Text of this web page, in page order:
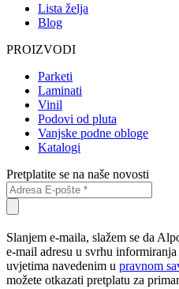
Lista želja
Blog
PROIZVODI
Parketi
Laminati
Vinil
Podovi od pluta
Vanjske podne obloge
Katalogi
Pretplatite se na naše novosti
Slanjem e-maila, slažem se da
e-mail adresu u svrhu
uvjetima navedenim u pravnom
možete otkazati pretplatu za